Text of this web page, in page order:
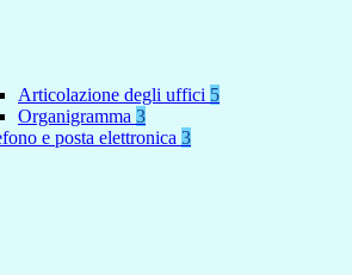
Articolazione degli uffici 5
Organigramma 3
e posta elettronica 3